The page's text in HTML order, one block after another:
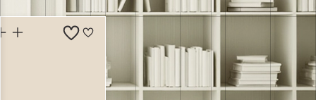
רובה
לכל מוצרי צבע וציפויים
Academy
תוכן מקצועי
אודותינו
מדיניות סביבתית
מדיניות מערכת משולבת ו - ISO